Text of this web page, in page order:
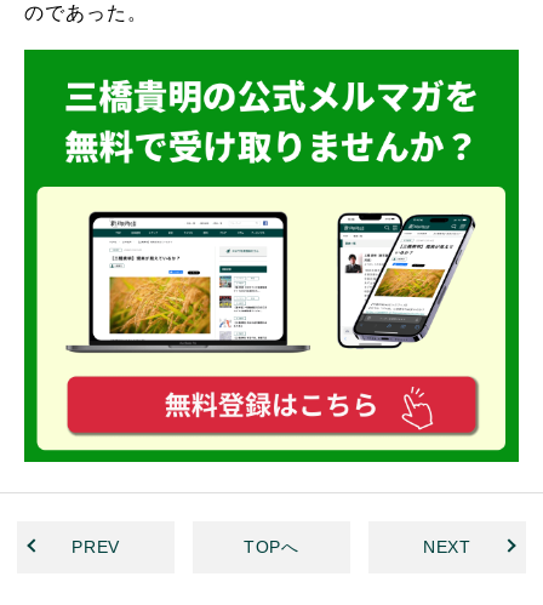
のであった。
PREV TOPへ NEXT